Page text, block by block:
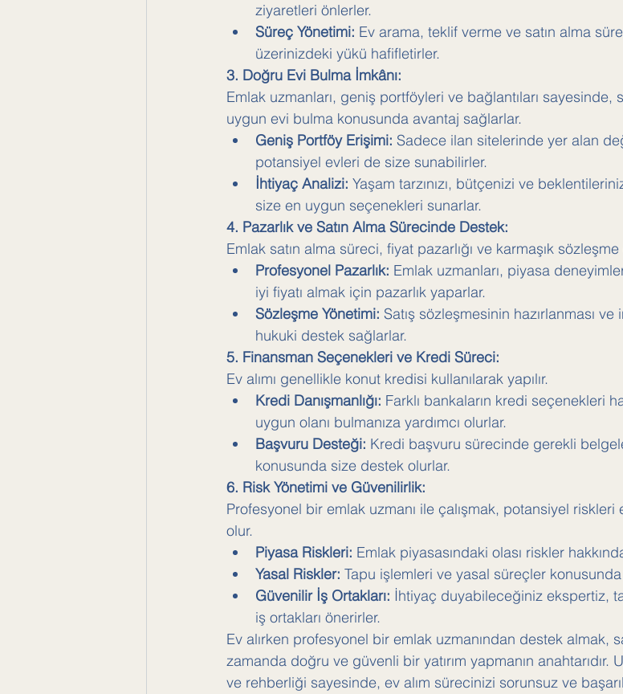
ziyaretleri önlerler.
Süreç Yönetimi: Ev arama, teklif verme ve satın alma
üzerinizdeki yükü hafifletirler.
3. Doğru Evi Bulma İmkânı:
Emlak uzmanları, geniş portföyleri ve bağlantıları sayesinde,
uygun evi bulma konusunda avantaj sağlarlar.
Geniş Portföy Erişimi: Sadece ilan sitelerinde yer alan
potansiyel evleri de size sunabilirler.
İhtiyaç Analizi: Yaşam tarzınızı, bütçenizi ve
size en uygun seçenekleri sunarlar.
4. Pazarlık ve Satın Alma Sürecinde Destek:
Emlak satın alma süreci, fiyat pazarlığı ve karmaşık sözleşme
Profesyonel Pazarlık: Emlak uzmanları, piyasa
iyi fiyatı almak için pazarlık yaparlar.
Sözleşme Yönetimi: Satış sözleşmesinin hazırlanması
hukuki destek sağlarlar.
5. Finansman Seçenekleri ve Kredi Süreci:
Ev alımı genellikle konut kredisi kullanılarak yapılır.
Kredi Danışmanlığı: Farklı bankaların kredi seçenekleri
uygun olanı bulmanıza yardımcı olurlar.
Başvuru Desteği: Kredi başvuru sürecinde gerekli
konusunda size destek olurlar.
6. Risk Yönetimi ve Güvenilirlik:
Profesyonel bir emlak uzmanı ile çalışmak, potansiyel riskleri
olur.
Piyasa Riskleri: Emlak piyasasındaki olası riskler
Yasal Riskler: Tapu işlemleri ve yasal süreçler
Güvenilir İş Ortakları: İhtiyaç duyabileceğiniz ekspertiz,
iş ortakları önerirler.
Ev alırken profesyonel bir emlak uzmanından destek almak,
zamanda doğru ve güvenli bir yatırım yapmanın
ve rehberliği sayesinde, ev alım sürecinizi sorunsuz ve